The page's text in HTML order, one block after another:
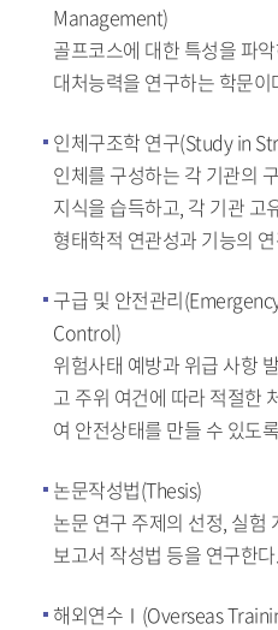
Management)
골프코스에 대한 특성을 파
대처능력을 연구하는 학문이
인체구조학 연구(Study in
인체를 구성하는 각 기관의
지식을 습득하고, 각 기관 고
형태학적 연관성과 기능의
구급 및 안전관리
Control)
위험사태 예방과 위급 사항
고 주위 여건에 따라 적절한
여 안전상태를 만들 수 있도
논문작성법(Thesis)
논문 연구 주제의 선정, 실험
보고서 작성법 등을 연구한다.
해외연수Ⅰ(Overseas